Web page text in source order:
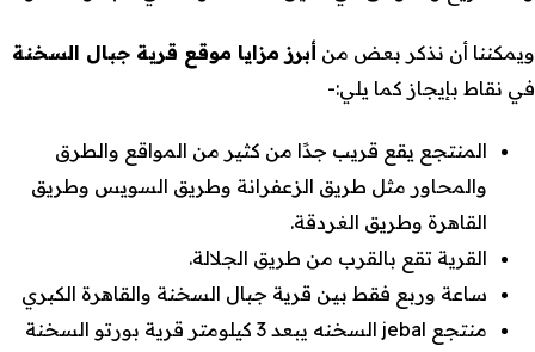
ويمكننا أن نذكر بعض من أبرز مزايا موقع قرية جبال السخنة
في نقاط بإيجاز كما يلي:-
المنتجع يقع قريب جدًا من كثير من المواقع والطرق
والمحاور مثل طريق الزعفرانة وطريق السويس وطريق
القاهرة وطريق الغردقة.
القرية تقع بالقرب من طريق الجلالة.
ساعة وربع فقط بين قرية جبال السخنة والقاهرة الكبري
منتجع jebal السخنه يبعد 3 كيلومتر قرية بورتو السخنة